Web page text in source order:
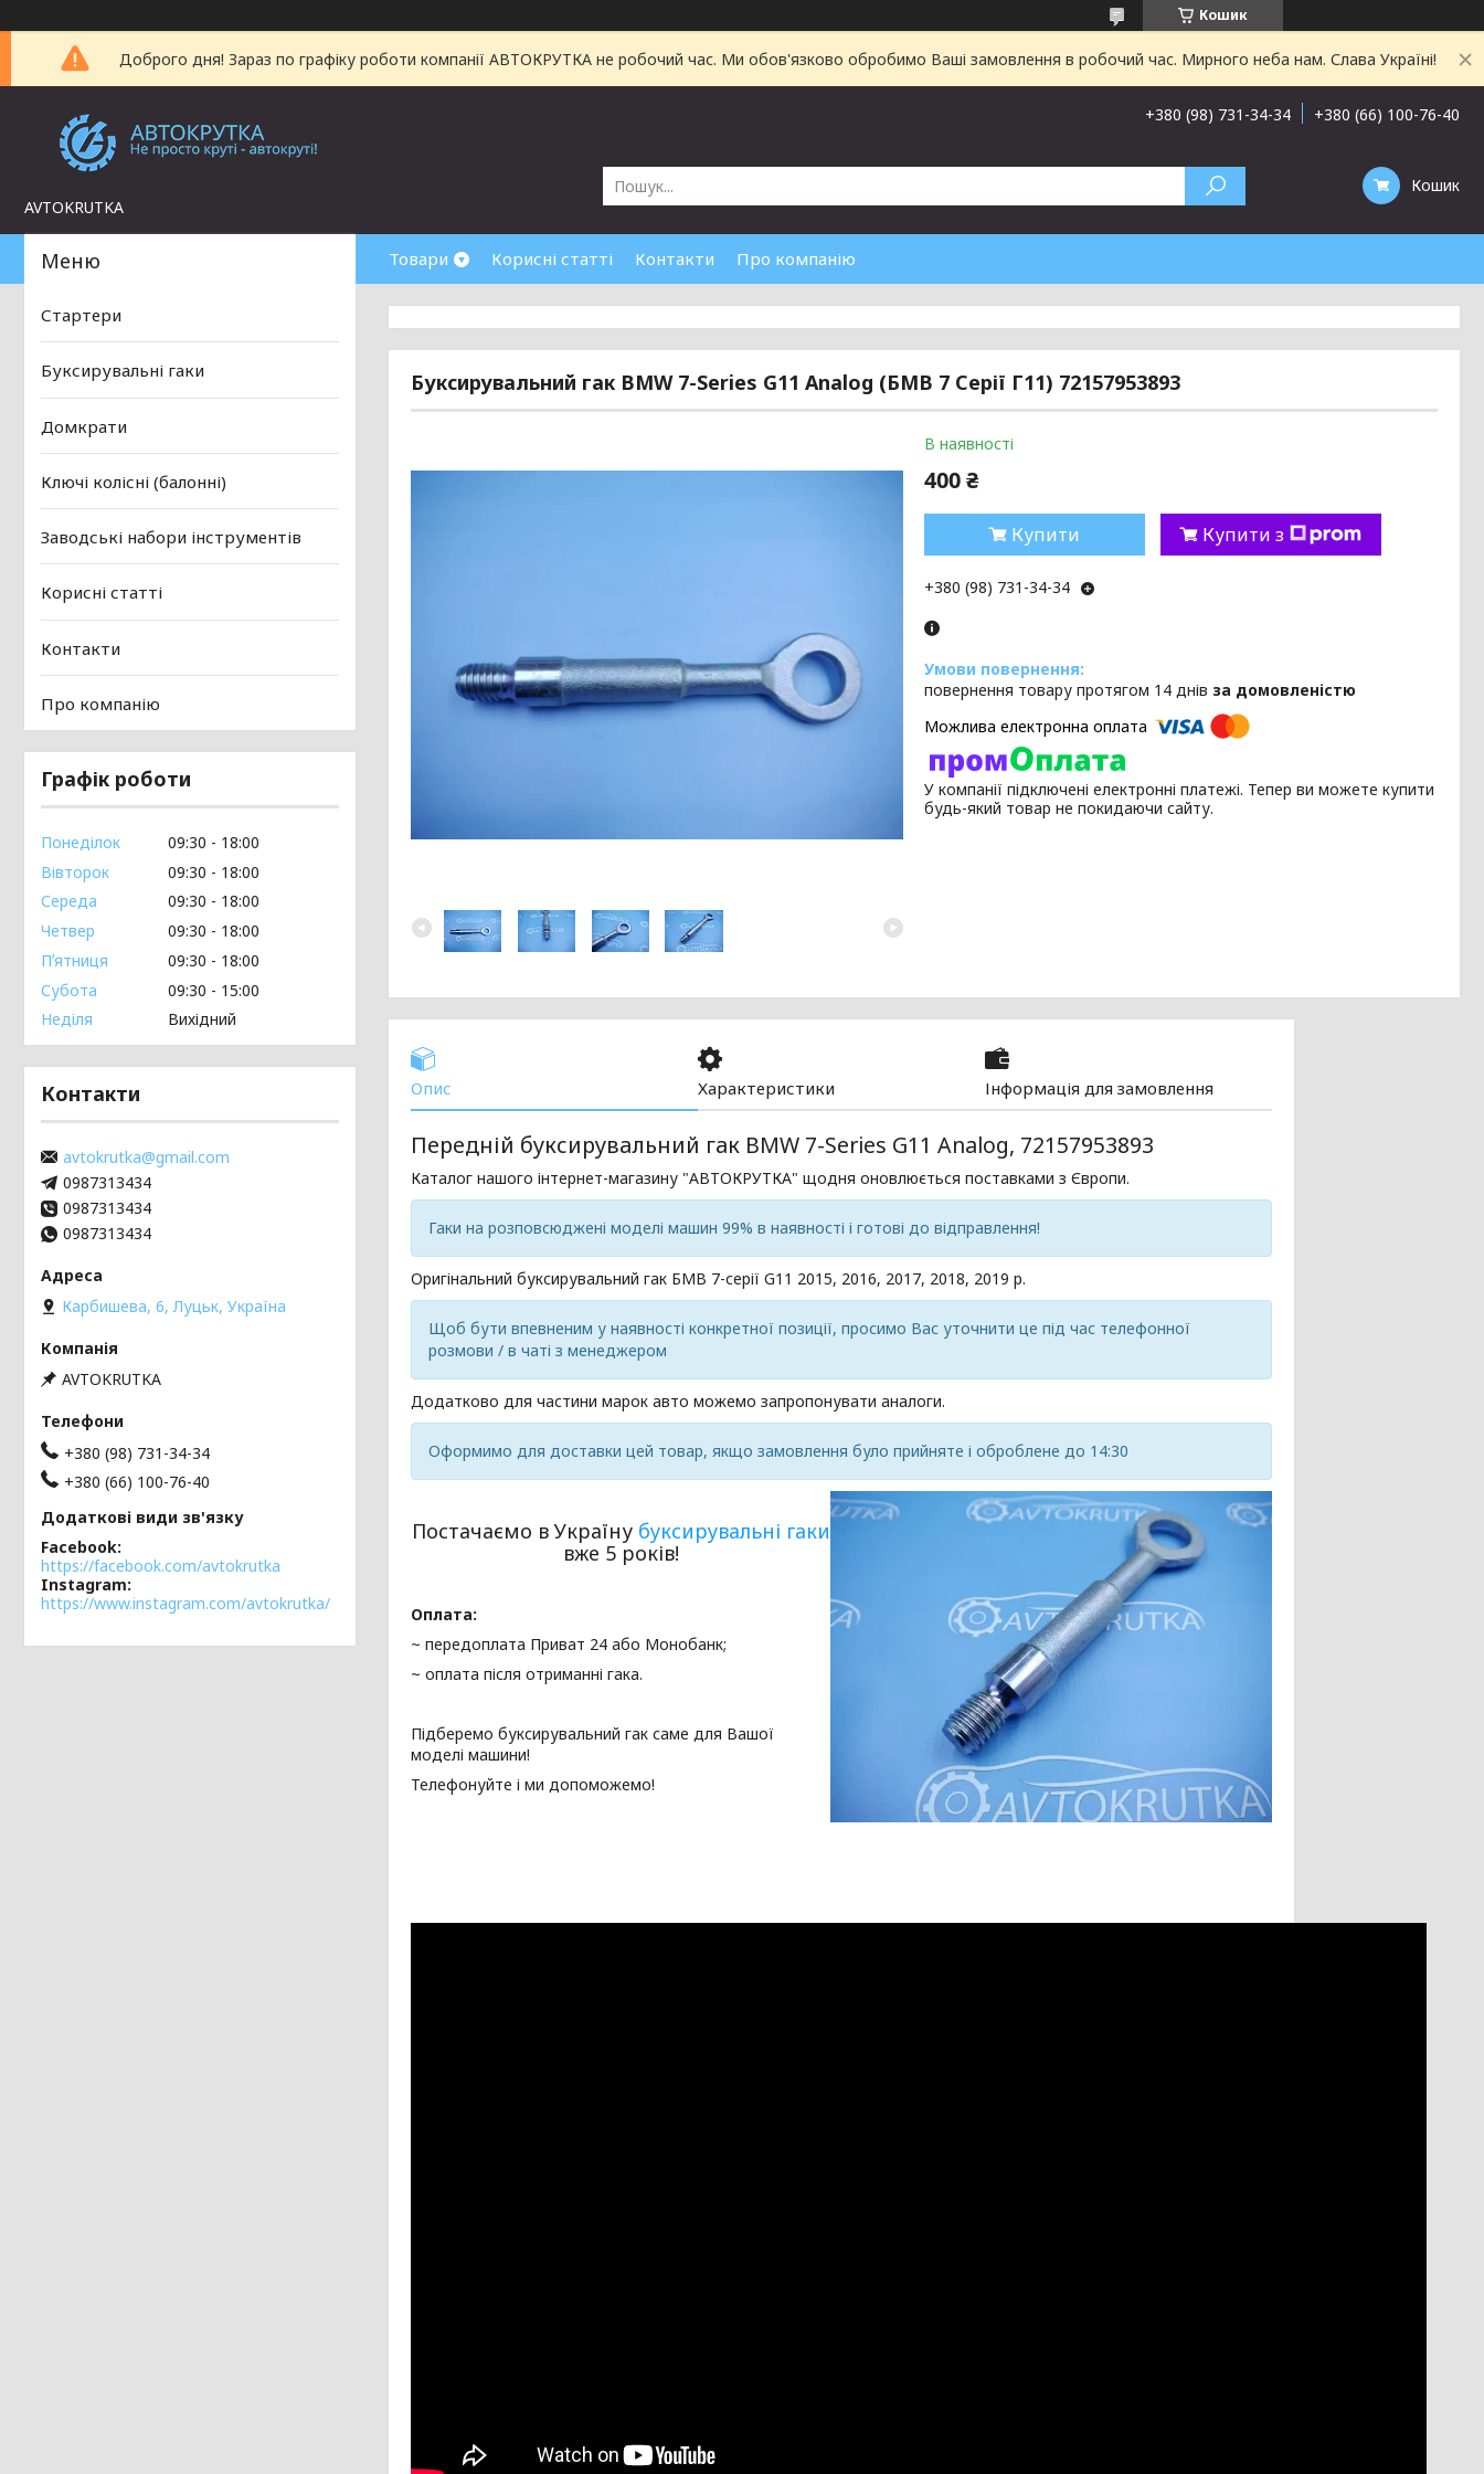
Кошик
Доброго дня! Зараз по графіку роботи компанії АВТОКРУТКА не робочий час. Ми обов'язково обробимо Ваші замовлення в робочий час. Мирного неба нам. Слава Україні!
AVTOKRUTKA
+380 (98) 731-34-34 +380 (66) 100-76-40
Кошик
Товари Корисні статті Контакти Про компанію
Буксирувальний гак BMW 7-Series G11 Analog (БМВ 7 Серії Г11) 72157953893
В наявності
400 ₴
Купити Купити з
+380 (98) 731-34-34
повернення товару протягом 14 днів за домовленістю
У компанії підключені електронні платежі. Тепер ви можете купити
будь-який товар не покидаючи сайту.
Опис Характеристики Інформація для замовлення
Передній буксирувальний гак BMW 7-Series G11 Analog, 72157953893
Каталог нашого інтернет-магазину "АВТОКРУТКА" щодня оновлюється поставками з Європи.
Гаки на розповсюджені моделі машин 99% в наявності і готові до відправлення!
Оригінальний буксирувальний гак БМВ 7-серії G11 2015, 2016, 2017, 2018, 2019 р.
Щоб бути впевненим у наявності конкретної позиції, просимо Вас уточнити це під час телефонної
розмови / в чаті з менеджером
Додатково для частини марок авто можемо запропонувати аналоги.
Оформимо для доставки цей товар, якщо замовлення було прийняте і оброблене до 14:30
Постачаємо в Україну буксирувальні гаки
вже 5 років!
Оплата:
~ передоплата Приват 24 або Монобанк;
~ оплата після отриманні гака.
Підберемо буксирувальний гак саме для Вашої
моделі машини!
Телефонуйте і ми допоможемо!
Стартери
Буксирувальні гаки
Домкрати
Ключі колісні (балонні)
Заводські набори інструментів
Корисні статті
Контакти
Про компанію
Графік роботи
Понеділок 09:30
18:00
Вівторок
09:30
18:00
Середа
09:30
18:00
Четвер
09:30
18:00
Пʼятниця
09:30
18:00
Субота
09:30
15:00
Неділя
Вихідний
Контакти
avtokrutka@gmail.com
0987313434
0987313434
0987313434
Карбишева, 6, Луцьк, Україна
AVTOKRUTKA
+380 (98) 731-34-34
+380 (66) 100-76-40
Facebook
https://facebook.com/avtokrutka
Instagram
https://www.instagram.com/avtokrutka/